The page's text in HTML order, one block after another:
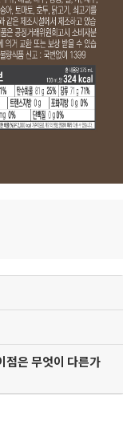
점은 무엇이 다른가